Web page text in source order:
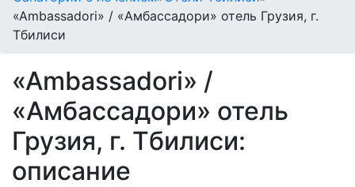
«Ambassadori» / «Амбассадори» отель Грузия, г.
Тбилиси
«Ambassadori» /
«Амбассадори» отель
Грузия, г. Тбилиси:
описание